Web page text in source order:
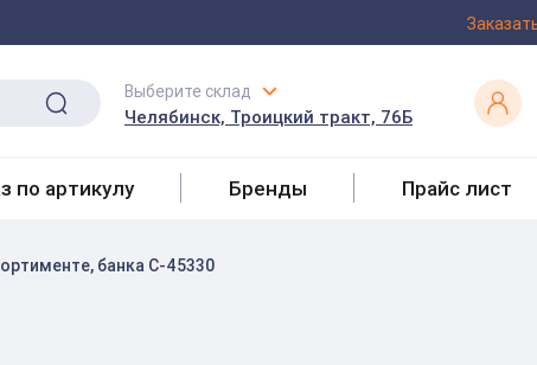
Выберите склад
Челябинск, Троицкий тракт, 76Б
по артикулу Бренды Прайс лист
банка С-45330